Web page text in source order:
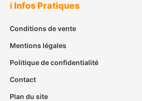
ℹ️ Infos Pratiques
Conditions de vente
Mentions légales
Politique de confidentialité
Contact
Plan du site